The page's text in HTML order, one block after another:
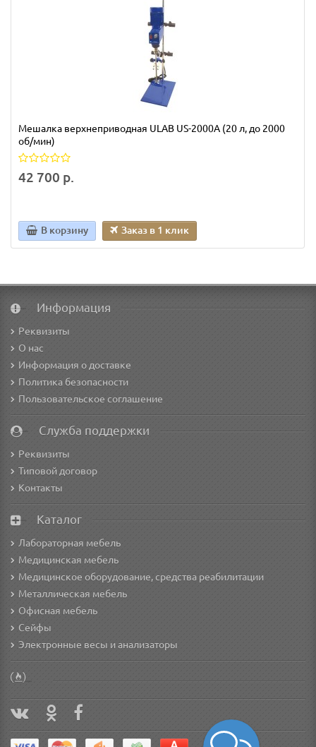
Мешалка верхнеприводная ULAB US-2000А (20 л, до 2000
об/мин)
42 700 р.
В корзину Заказ в 1 клик
Информация
Реквизиты
О нас
Информация о доставке
Политика безопасности
Пользовательское соглашение
Служба поддержки
Реквизиты
Типовой договор
Контакты
Каталог
Лабораторная мебель
Медицинская мебель
Медицинское оборудование, средства реабилитации
Металлическая мебель
Офисная мебель
Сейфы
Электронные весы и анализаторы